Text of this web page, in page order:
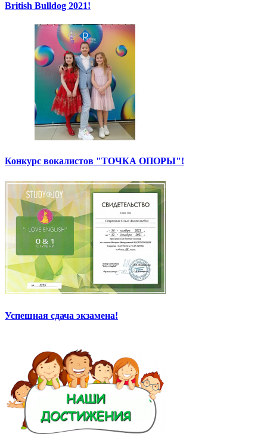
British Bulldog 2021!
Конкурс вокалистов "ТОЧКА ОПОРЫ"!
Успешная сдача экзамена!